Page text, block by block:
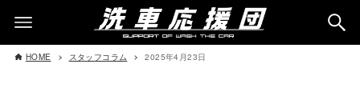
HOME スタッフコラム 2025年4月23日